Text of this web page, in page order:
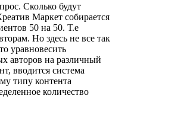
Сколько будут
Маркет собирается
50 на 50. Т.е
Но здесь не все так
уравновесить
авторов на различный
вводится система
типу контента
количество